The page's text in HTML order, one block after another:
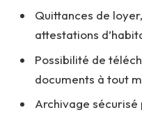
Quittances de
attestations
Possibilité de
documents à tout
Archivage